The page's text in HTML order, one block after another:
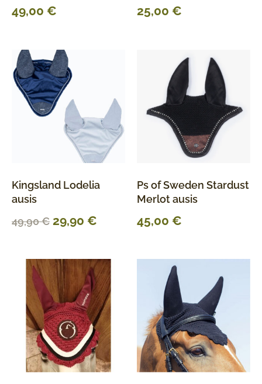
49,00 € 25,00 €
Kingsland Lodelia
ausis
49,90€ 29,90 €
Ps of Sweden Stardust
Merlot ausis
45,00 €